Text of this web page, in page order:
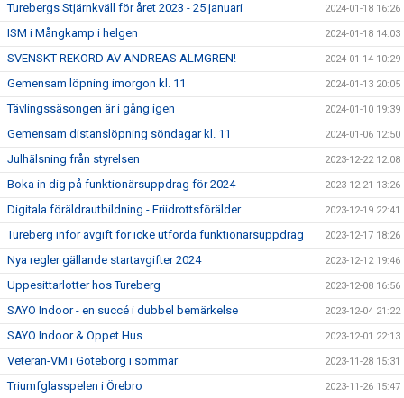
Turebergs Stjärnkväll för året 2023 - 25 januari 2024-01-18 16:26
ISM i Mångkamp i helgen 2024-01-18 14:03
SVENSKT REKORD AV ANDREAS ALMGREN! 2024-01-14 10:29
Gemensam löpning imorgon kl. 11 2024-01-13 20:05
Tävlingssäsongen är i gång igen 2024-01-10 19:39
Gemensam distanslöpning söndagar kl. 11 2024-01-06 12:50
Julhälsning från styrelsen 2023-12-22 12:08
Boka in dig på funktionärsuppdrag för 2024 2023-12-21 13:26
Digitala föräldrautbildning - Friidrottsförälder 2023-12-19 22:41
Tureberg inför avgift för icke utförda funktionärsuppdrag 2023-12-17 18:26
Nya regler gällande startavgifter 2024 2023-12-12 19:46
Uppesittarlotter hos Tureberg 2023-12-08 16:56
SAYO Indoor - en succé i dubbel bemärkelse 2023-12-04 21:22
SAYO Indoor & Öppet Hus 2023-12-01 22:13
Veteran-VM i Göteborg i sommar 2023-11-28 15:31
Triumfglasspelen i Örebro 2023-11-26 15:47